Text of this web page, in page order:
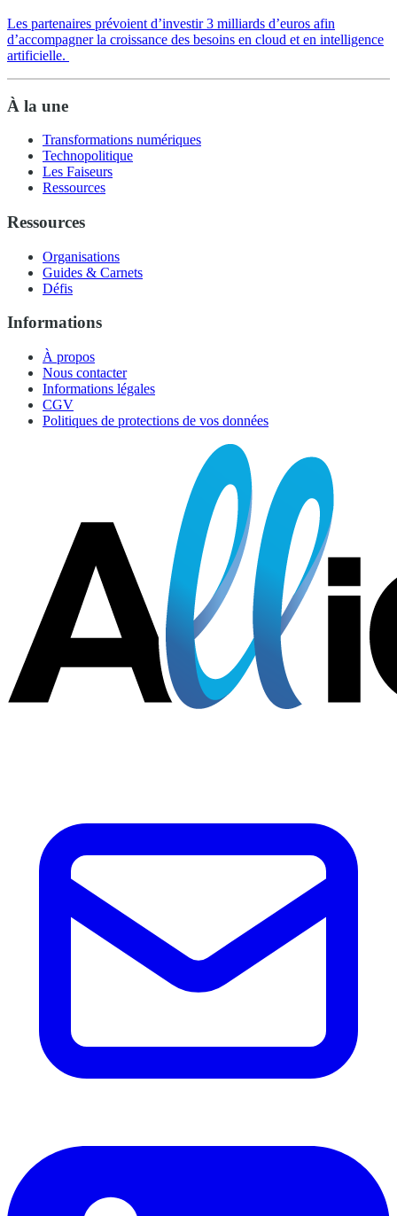
Les partenaires prévoient d’investir 3 milliards d’euros afin
d’accompagner la croissance des besoins en cloud et en intelligence
artificielle.
À la une
Transformations numériques
Technopolitique
Les Faiseurs
Ressources
Ressources
Organisations
Guides & Carnets
Défis
Informations
À propos
Nous contacter
Informations légales
CGV
Politiques de protections de vos données